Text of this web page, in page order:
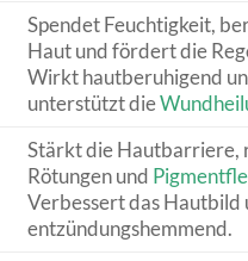
Spendet Feuchtigkeit,
Haut und fördert die
Wirkt hautberuhigend
unterstützt die
Stärkt die Hautbarriere,
Rötungen und
Verbessert das Hautbild
entzündungshemmend.